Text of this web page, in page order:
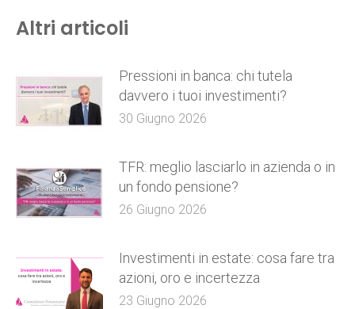
Altri articoli
Pressioni in banca: chi tutela
davvero i tuoi investimenti?
30 Giugno 2026
TFR: meglio lasciarlo in azienda o in
un fondo pensione?
26 Giugno 2026
Investimenti in estate: cosa fare tra
azioni, oro e incertezza
23 Giugno 2026